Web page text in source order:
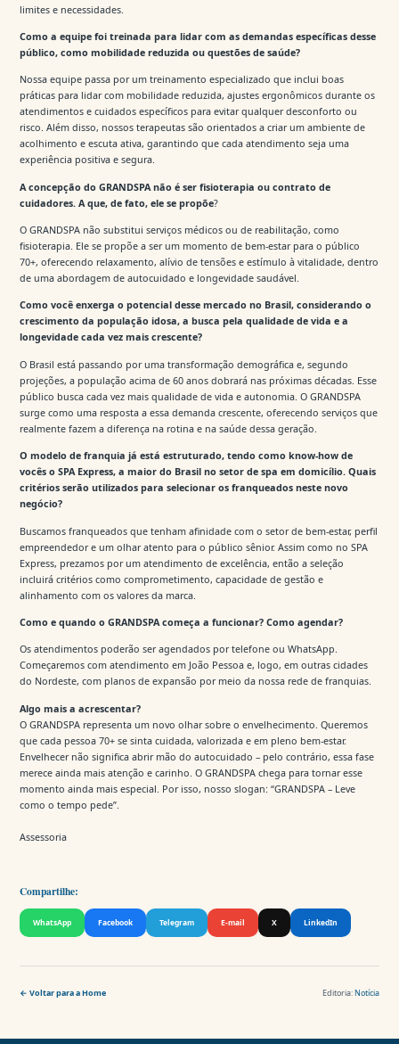
limites e necessidades.
Como a equipe foi treinada para lidar com as demandas específicas desse
público, como mobilidade reduzida ou questões de saúde?
Nossa equipe passa por um treinamento especializado que inclui boas
práticas para lidar com mobilidade reduzida, ajustes ergonômicos durante os
atendimentos e cuidados específicos para evitar qualquer desconforto ou
risco. Além disso, nossos terapeutas são orientados a criar um ambiente de
acolhimento e escuta ativa, garantindo que cada atendimento seja uma
experiência positiva e segura.
A concepção do GRANDSPA não é ser fisioterapia ou contrato de
cuidadores. A que, de fato, ele se propõe?
O GRANDSPA não substitui serviços médicos ou de reabilitação, como
fisioterapia. Ele se propõe a ser um momento de bem-estar para o público
70+, oferecendo relaxamento, alívio de tensões e estímulo à vitalidade, dentro
de uma abordagem de autocuidado e longevidade saudável.
Como você enxerga o potencial desse mercado no Brasil, considerando o
crescimento da população idosa, a busca pela qualidade de vida e a
longevidade cada vez mais crescente?
O Brasil está passando por uma transformação demográfica e, segundo
projeções, a população acima de 60 anos dobrará nas próximas décadas. Esse
público busca cada vez mais qualidade de vida e autonomia. O GRANDSPA
surge como uma resposta a essa demanda crescente, oferecendo serviços que
realmente fazem a diferença na rotina e na saúde dessa geração.
O modelo de franquia já está estruturado, tendo como know-how de
vocês o SPA Express, a maior do Brasil no setor de spa em domicílio. Quais
critérios serão utilizados para selecionar os franqueados neste novo
negócio?
Buscamos franqueados que tenham afinidade com o setor de bem-estar, perfil
empreendedor e um olhar atento para o público sênior. Assim como no SPA
Express, prezamos por um atendimento de excelência, então a seleção
incluirá critérios como comprometimento, capacidade de gestão e
alinhamento com os valores da marca.
Como e quando o GRANDSPA começa a funcionar? Como agendar?
Os atendimentos poderão ser agendados por telefone ou WhatsApp.
Começaremos com atendimento em João Pessoa e, logo, em outras cidades
do Nordeste, com planos de expansão por meio da nossa rede de franquias.
Algo mais a acrescentar?
O GRANDSPA representa um novo olhar sobre o envelhecimento. Queremos
que cada pessoa 70+ se sinta cuidada, valorizada e em pleno bem-estar.
Envelhecer não significa abrir mão do autocuidado – pelo contrário, essa fase
merece ainda mais atenção e carinho. O GRANDSPA chega para tornar esse
momento ainda mais especial. Por isso, nosso slogan: “GRANDSPA – Leve
como o tempo pede”.
Assessoria
Compartilhe:
WhatsApp Facebook Telegram E-mail X LinkedIn
← Voltar para a Home Editoria:Notícia